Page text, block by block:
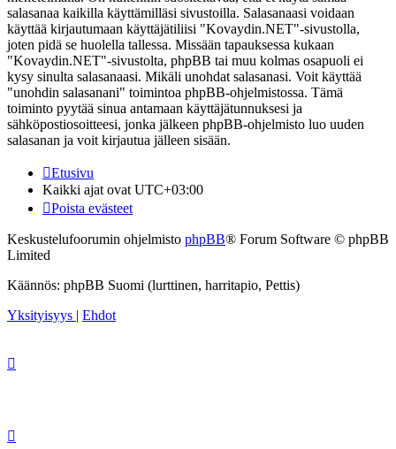
salasanaa kaikilla käyttämilläsi sivustoilla. Salasanaasi voidaan
käyttää kirjautumaan käyttäjätiliisi "Kovaydin.NET"-sivustolla,
joten pidä se huolella tallessa. Missään tapauksessa kukaan
"Kovaydin.NET"-sivustolta, phpBB tai muu kolmas osapuoli ei
kysy sinulta salasanaasi. Mikäli unohdat salasanasi. Voit käyttää
"unohdin salasanani" toimintoa phpBB-ohjelmistossa. Tämä
toiminto pyytää sinua antamaan käyttäjätunnuksesi ja
sähköpostiosoitteesi, jonka jälkeen phpBB-ohjelmisto luo uuden
salasanan ja voit kirjautua jälleen sisään.
Etusivu
Kaikki ajat ovat UTC+03:00
Poista evästeet
Keskustelufoorumin ohjelmisto phpBB® Forum Software © phpBB
Limited
Käännös: phpBB Suomi (lurttinen, harritapio, Pettis)
Yksityisyys | Ehdot